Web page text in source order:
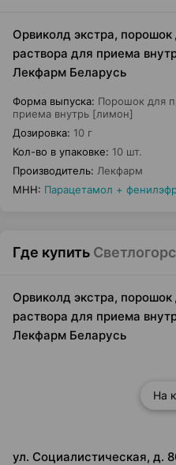
Орвиколд экстра, порошок
раствора для приема
Лекфарм Беларусь
Форма выпуска: Порошок для
приема внутрь [лимон]
Дозировка: 10 г
Кол-во в упаковке: 10 шт.
Производитель: Лекфарм
МНН: Парацетамол +
Где купить
Орвиколд экстра, порошок
раствора для приема
Лекфарм Беларусь
На